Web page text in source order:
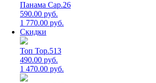
Панама Cap.26
590.00 руб.
1 770.00 руб.
Скидки
Топ Top.513
490.00 руб.
1 470.00 руб.